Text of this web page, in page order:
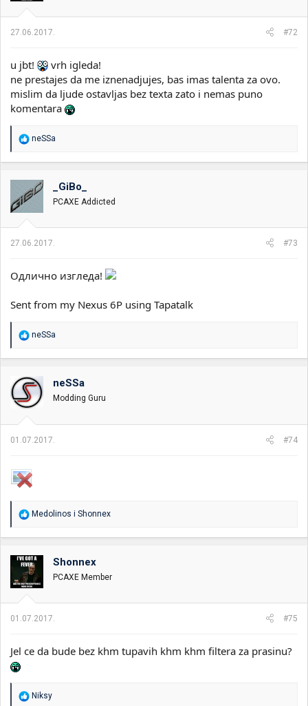
27.06.2017. #72
u jbt!
vrh igleda!
ne prestajes da me iznenadjujes, bas imas talenta za ovo.
mislim da ljude ostavljas bez texta zato i nemas puno
komentara
R
o
v
n
:
neSSa
_GiBo_
PCAXE Addicted
27.06.2017. #73
Одлично изгледа!
Sent from my Nexus 6P using Tapatalk
R
a
o
v
a
:
neSSa
neSSa
Modding Guru
01.07.2017. #74
R
o
v
a
n
:
Medolinos i Shonnex
Shonnex
PCAXE Member
01.07.2017. #75
Jel ce da bude bez khm tupavih khm khm filtera za prasinu?
RNiksy